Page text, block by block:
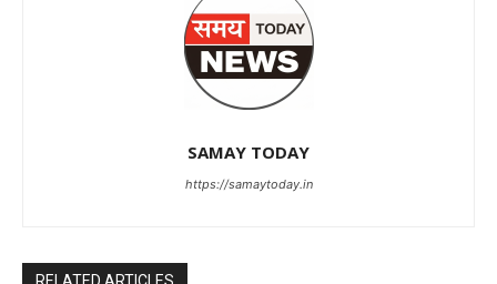
SAMAY TODAY
https://samaytoday.in